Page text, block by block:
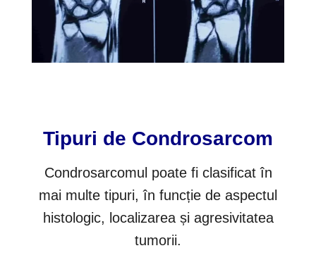
Tipuri de Condrosarcom
Condrosarcomul poate fi clasificat în
mai multe tipuri, în funcție de aspectul
histologic, localizarea și agresivitatea
tumorii.